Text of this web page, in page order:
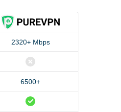
2320+ Mbps
6500+